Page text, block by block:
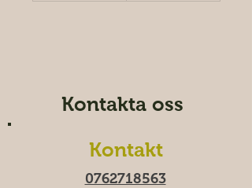
Kontakta oss
Kontakt
0762718563